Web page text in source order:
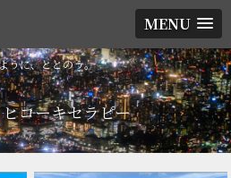
MENU
うに、ととのう。
コーキセラピー